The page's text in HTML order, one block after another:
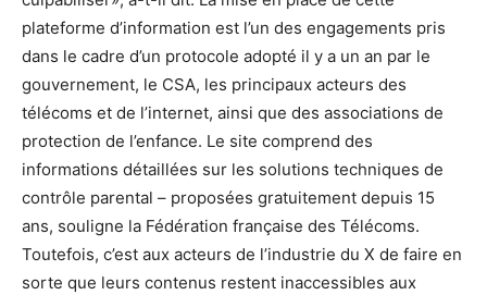
plateforme d’information est l’un des engagements pris
dans le cadre d’un protocole adopté il y a un an par le
gouvernement, le CSA, les principaux acteurs des
télécoms et de l’internet, ainsi que des associations de
protection de l’enfance. Le site comprend des
informations détaillées sur les solutions techniques de
contrôle parental – proposées gratuitement depuis 15
ans, souligne la Fédération française des Télécoms.
Toutefois, c’est aux acteurs de l’industrie du X de faire en
sorte que leurs contenus restent inaccessibles aux